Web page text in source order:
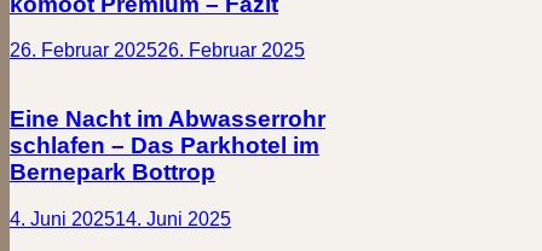
26. Februar 202526. Februar 2025
Eine Nacht im Abwasserrohr
schlafen – Das Parkhotel im
Bernepark Bottrop
4. Juni 202514. Juni 2025